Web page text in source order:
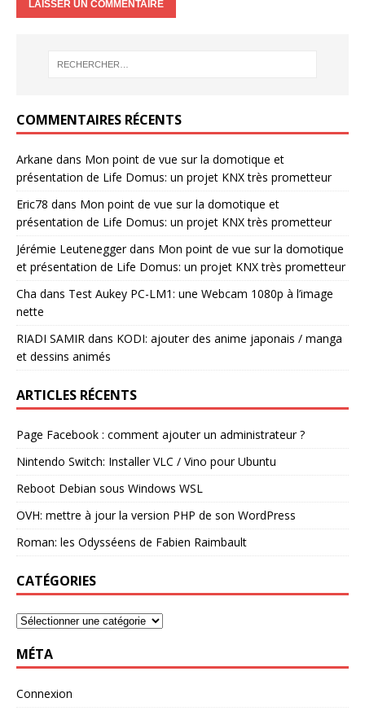
COMMENTAIRES RÉCENTS
Arkane dans Mon point de vue sur la domotique et
présentation de Life Domus: un projet KNX très prometteur
Eric78 dans Mon point de vue sur la domotique et
présentation de Life Domus: un projet KNX très prometteur
Jérémie Leuteneggerdans Mon point de vue sur la domotique
et présentation de Life Domus: un projet KNX très prometteur
Cha dans Test Aukey PC-LM1: une Webcam 1080p à l’image
nette
RIADI SAMIR dans KODI: ajouter des anime japonais / manga
et dessins animés
ARTICLES RÉCENTS
Page Facebook : comment ajouter un administrateur ?
Nintendo Switch: Installer VLC / Vino pour Ubuntu
Reboot Debian sous Windows WSL
OVH: mettre à jour la version PHP de son WordPress
Roman: les Odysséens de Fabien Raimbault
CATÉGORIES
MÉTA
Connexion